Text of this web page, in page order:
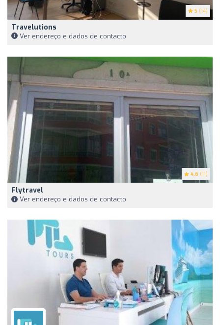
5 (14)
Travelutions
Ver endereço e dados de contacto
4.6 (11)
Flytravel
Ver endereço e dados de contacto